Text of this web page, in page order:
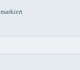
markiert